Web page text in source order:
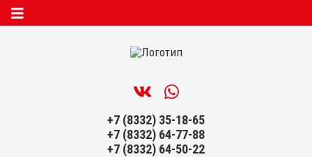
+7 (8332) 35-18-65
+7 (8332) 64-77-88
+7 (8332) 64-50-22